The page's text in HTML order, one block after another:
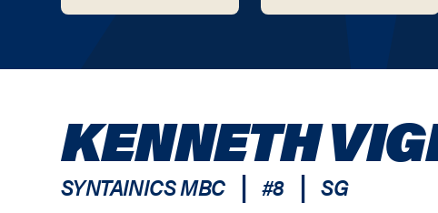
KENNETH
SYNTAINICS MBC | #8 | SG